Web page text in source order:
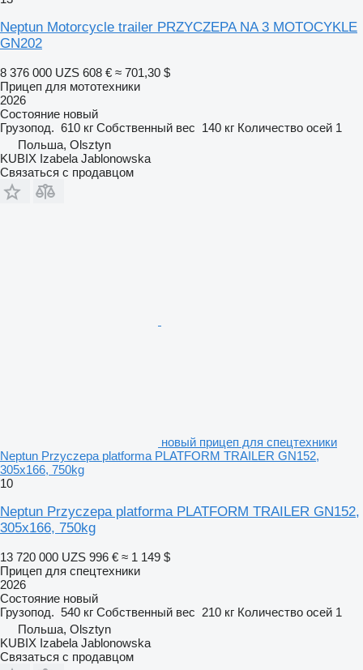
Neptun Motorcycle trailer PRZYCZEPA NA 3 MOTOCYKLE
GN202
8 376 000 UZS 608 € ≈ 701,30 $
Прицеп для мототехники
2026
Состояние новый
Грузопод. 610 кг Собственный вес 140 кг Количество осей 1
Польша, Olsztyn
KUBIX Izabela Jablonowska
Связаться с продавцом
новый прицеп для спецтехники
Neptun Przyczepa platforma PLATFORM TRAILER GN152,
305x166, 750kg
10
Neptun Przyczepa platforma PLATFORM TRAILER GN152,
305x166, 750kg
13 720 000 UZS 996 € ≈ 1 149 $
Прицеп для спецтехники
2026
Состояние новый
Грузопод. 540 кг Собственный вес 210 кг Количество осей 1
Польша, Olsztyn
KUBIX Izabela Jablonowska
Связаться с продавцом